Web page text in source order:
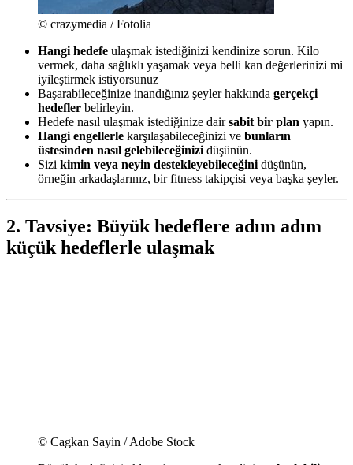
© crazymedia / Fotolia
Hangi hedefe ulaşmak istediğinizi kendinize sorun. Kilo
vermek, daha sağlıklı yaşamak veya belli kan değerlerinizi mi
iyileştirmek istiyorsunuz
Başarabileceğinize inandığınız şeyler hakkında gerçekçi
hedefler belirleyin.
Hedefe nasıl ulaşmak istediğinize dairsabit bir plan yapın.
Hangi engellerle karşılaşabileceğinizi ve bunların
üstesinden nasıl gelebileceğinizi düşünün.
Sizi kimin veya neyin destekleyebileceğini düşünün,
örneğin arkadaşlarınız, bir fitness takipçisi veya başka şeyler.
2. Tavsiye: Büyük hedeflere adım adım
küçük hedeflerle ulaşmak
© Cagkan Sayin / Adobe Stock